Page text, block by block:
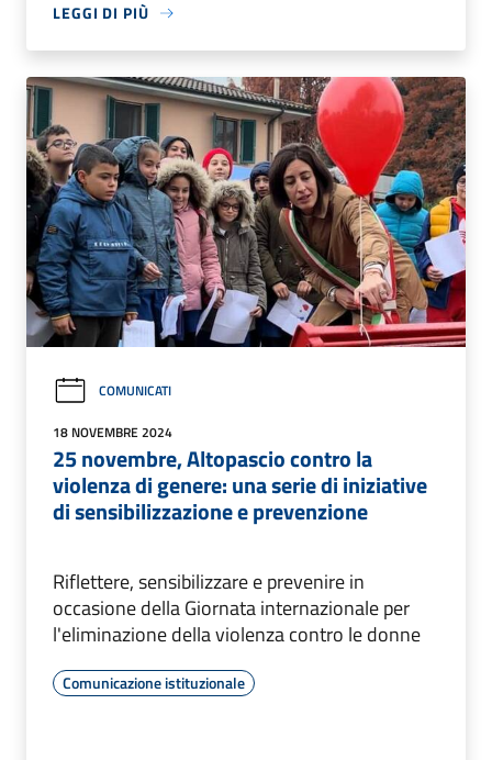
LEGGI DI PIÙ
COMUNICATI
18 NOVEMBRE 2024
25 novembre, Altopascio contro la
violenza di genere: una serie di iniziative
di sensibilizzazione e prevenzione
Riflettere, sensibilizzare e prevenire in
occasione della Giornata internazionale per
l'eliminazione della violenza contro le donne
Comunicazione istituzionale